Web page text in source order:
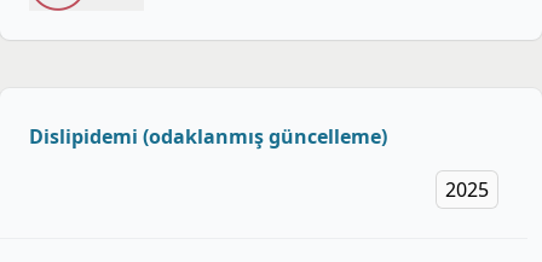
Dislipidemi (odaklanmış güncelleme)
2025